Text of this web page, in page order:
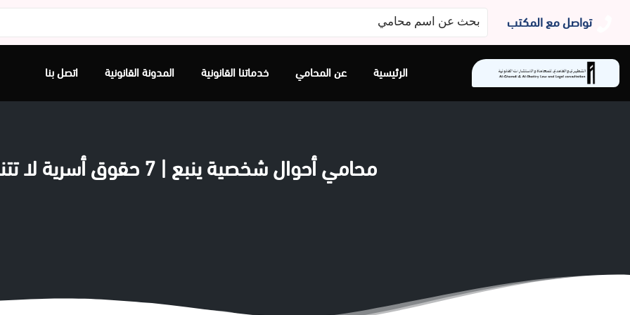
تواصل مع المكتب
البحث
عن:
الرئيسية عن المحامي خدماتنا القانونية المدونة القانونية اتصل بنا
ﻣﺤﺎﻣﻲ أﺣﻮال ﺷﺨﺼﻴﺔ ﻳﻨﺒﻊ | 7 حقوق أسرية لا تتنازل عنها